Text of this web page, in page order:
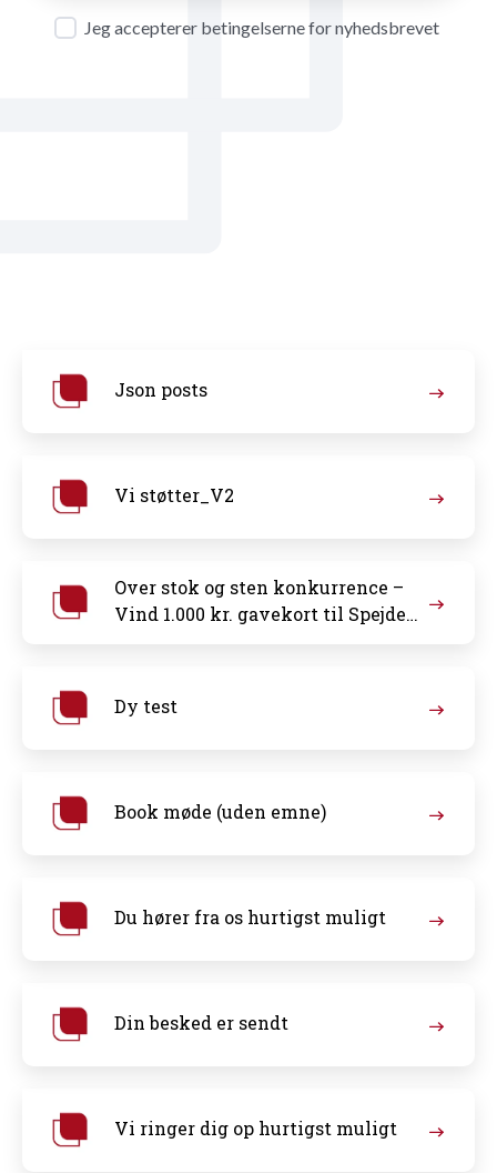
Jeg accepterer betingelserne for nyhedsbrevet
Json posts
Vi støtter_V2
Over stok og sten konkurrence –
Vind 1.000 kr. gavekort til Spejder
Dy test
Book møde (uden emne)
Du hører fra os hurtigst muligt
Din besked er sendt
Vi ringer dig op hurtigst muligt